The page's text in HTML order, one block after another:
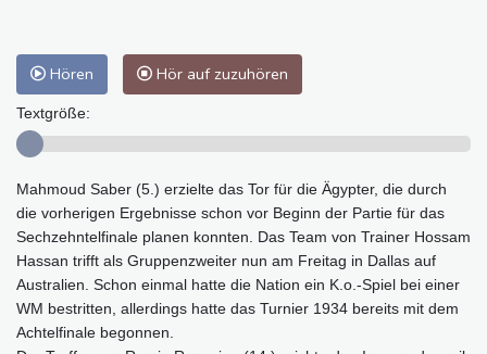
Hören Hör auf zuzuhören
Textgröße:
Mahmoud Saber (5.) erzielte das Tor für die Ägypter, die durch
die vorherigen Ergebnisse schon vor Beginn der Partie für das
Sechzehntelfinale planen konnten. Das Team von Trainer Hossam
Hassan trifft als Gruppenzweiter nun am Freitag in Dallas auf
Australien. Schon einmal hatte die Nation ein K.o.-Spiel bei einer
WM bestritten, allerdings hatte das Turnier 1934 bereits mit dem
Achtelfinale begonnen.